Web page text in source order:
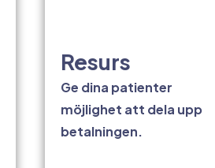
Resurs
Ge dina patienter
möjlighet att dela upp
betalningen.